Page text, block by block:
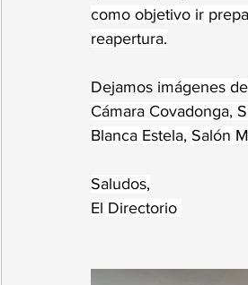
como objetivo ir
reapertura.
Dejamos imágenes
Cámara Covadonga,
Blanca Estela, Salón
Saludos,
El Directorio